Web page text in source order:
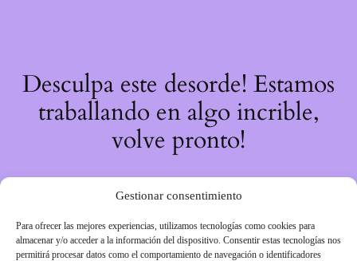
Gestionar consentimiento
Para ofrecer las mejores experiencias, utilizamos tecnologías como cookies para
almacenar y/o acceder a la información del dispositivo. Consentir estas tecnologías nos
permitirá procesar datos como el comportamiento de navegación o identificadores
Desculpa este desorde! Estamos
traballando en algo incrible,
volve pronto!